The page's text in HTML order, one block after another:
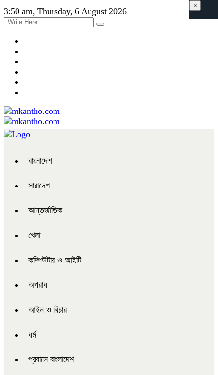
3:50 am, Thursday, 6 August 2026
বাংলাদেশ
সারাদেশ
আন্তর্জাতিক
খেলা
কম্পিউটার ও আইটি
অপরাধ
আইন ও বিচার
ধর্ম
প্রবাসে বাংলাদেশ
×